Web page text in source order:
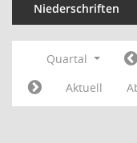
Niederschriften
Quartal
Aktuell